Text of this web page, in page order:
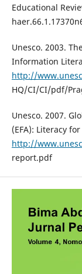
Educational
Unesco. 2003.
Information
http://
HQ/CI/CI/pdf/
Unesco. 2007.
(EFA): Literacy
http://
report.pdf